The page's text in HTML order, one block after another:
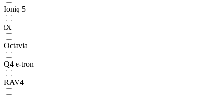
Ioniq 5
iX
Octavia
Q4 e-tron
RAV4